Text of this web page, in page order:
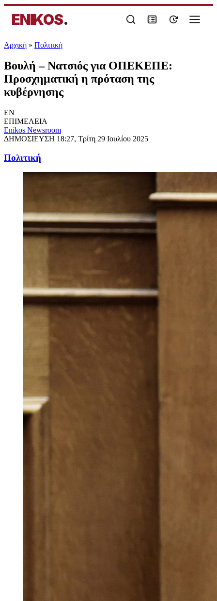
ENIKOS.
Αρχική » Πολιτική
Βουλή – Νατσιός για ΟΠΕΚΕΠΕ:
Προσχηματική η πρόταση της
κυβέρνησης
EN
ΕΠΙΜΕΛΕΙΑ
Enikos Newsroom
ΔΗΜΟΣΙΕΥΣΗ 18:27, Τρίτη 29 Ιουλίου 2025
Πολιτική